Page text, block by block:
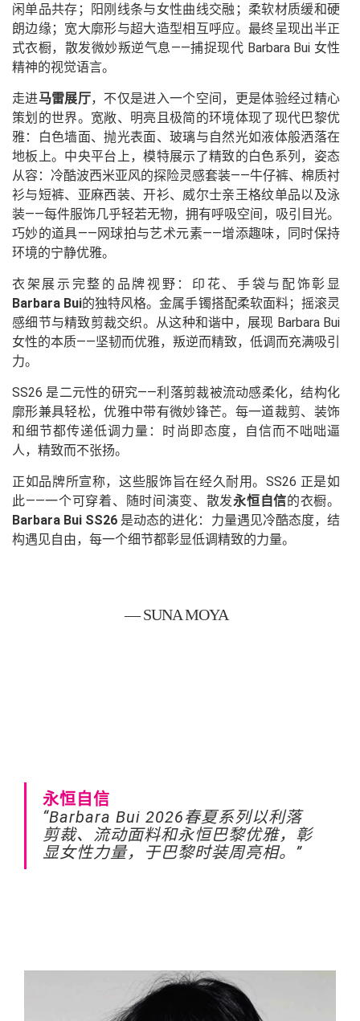
闲单品共存；阳刚线条与女性曲线交融；柔软材质缓和硬
朗边缘；宽大廓形与超大造型相互呼应。最终呈现出半正
式衣橱，散发微妙叛逆气息——捕捉现代 Barbara Bui 女性
精神的视觉语言。
走进马雷展厅，不仅是进入一个空间，更是体验经过精心
策划的世界。宽敞、明亮且极简的环境体现了现代巴黎优
雅：白色墙面、抛光表面、玻璃与自然光如液体般洒落在
地板上。中央平台上，模特展示了精致的白色系列，姿态
从容：冷酷波西米亚风的探险灵感套装——牛仔裤、棉质衬
衫与短裤、亚麻西装、开衫、威尔士亲王格纹单品以及泳
装——每件服饰几乎轻若无物，拥有呼吸空间，吸引目光。
巧妙的道具——网球拍与艺术元素——增添趣味，同时保持
环境的宁静优雅。
衣架展示完整的品牌视野：印花、手袋与配饰彰显
Barbara Bui的独特风格。金属手镯搭配柔软面料；摇滚灵
感细节与精致剪裁交织。从这种和谐中，展现 Barbara Bui
女性的本质——坚韧而优雅，叛逆而精致，低调而充满吸引
力。
SS26 是二元性的研究——利落剪裁被流动感柔化，结构化
廓形兼具轻松，优雅中带有微妙锋芒。每一道裁剪、装饰
和细节都传递低调力量：时尚即态度，自信而不咄咄逼
人，精致而不张扬。
正如品牌所宣称，这些服饰旨在经久耐用。SS26 正是如
此——一个可穿着、随时间演变、散发永恒自信的衣橱。
Barbara Bui SS26 是动态的进化：力量遇见冷酷态度，结
构遇见自由，每一个细节都彰显低调精致的力量。
— SUNA MOYA
永恒自信
“Barbara Bui 2026春夏系列以利落
剪裁、流动面料和永恒巴黎优雅，彰
显女性力量，于巴黎时装周亮相。”